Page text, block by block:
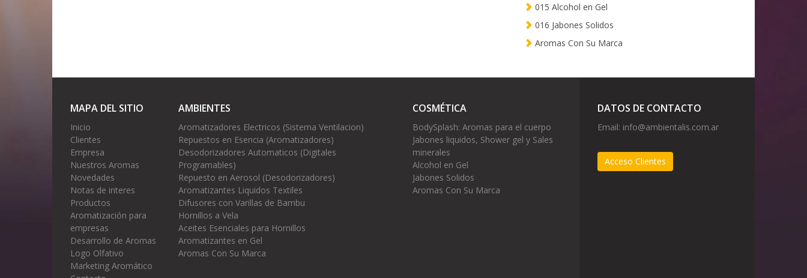
015 Alcohol en Gel
016 Jabones Solidos
Aromas Con Su Marca
MAPA DEL SITIO
Inicio
Clientes
Empresa
Nuestros Aromas
Novedades
Notas de interes
Productos
Aromatización para
empresas
Desarrollo de Aromas
Logo Olfativo
Marketing Aromático
AMBIENTES
Aromatizadores Electricos (Sistema Ventilacion)
Repuestos en Esencia (Aromatizadores)
Desodorizadores Automaticos (Digitales
Programables)
Repuesto en Aerosol (Desodorizadores)
Aromatizantes Liquidos Textiles
Difusores con Varillas de Bambu
Hornillos a Vela
Aceites Esenciales para Hornillos
Aromatizantes en Gel
Aromas Con Su Marca
COSMÉTICA
BodySplash: Aromas para el cuerpo
Jabones liquidos, Shower gel y Sales
minerales
Alcohol en Gel
Jabones Solidos
Aromas Con Su Marca
DATOS DE CONTACTO
Email: info@ambientalis.com.ar
Acceso Clientes